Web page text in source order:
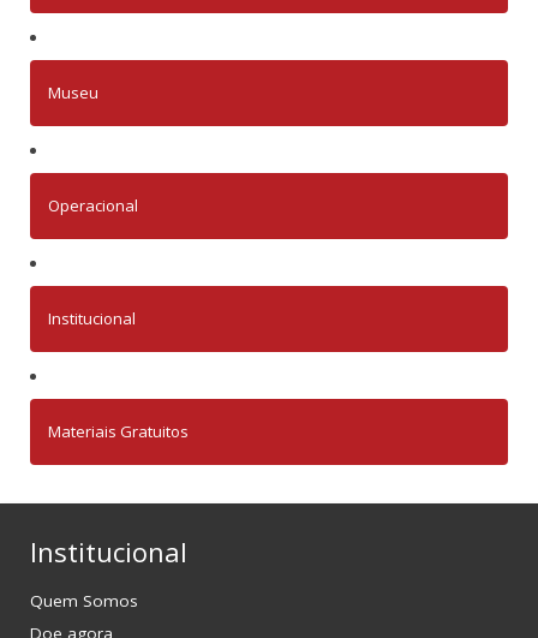
Museu
Operacional
Institucional
Materiais Gratuitos
Institucional
Quem Somos
Doe agora